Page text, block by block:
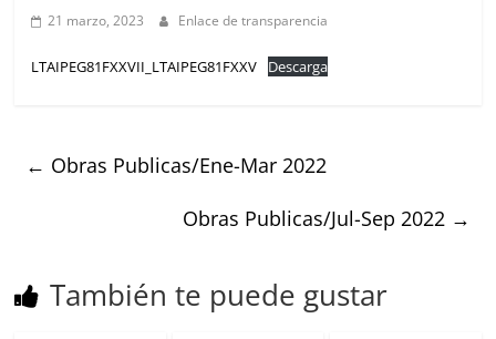
21 marzo, 2023 Enlace de transparencia
LTAIPEG81FXXVII_LTAIPEG81FXXV Descarga
← Obras Publicas/Ene-Mar 2022
Obras Publicas/Jul-Sep 2022 →
También te puede gustar